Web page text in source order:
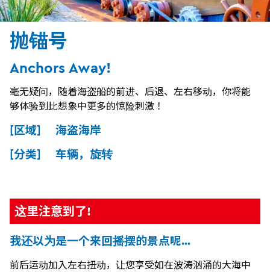
抛锚号
Anchors Away!
毫无疑问，随着海盗船的前进、后退、左右移动，你将能
够体验到比想象中更多的惊险刺激！
[区域] 海盗海岸
[分类] 车辆，旋转
这里注意到了!
我还以为是一个来回摇摆的景点呢…
前后运动加入左右扭动，让您享受如在波涛汹涌的大海中